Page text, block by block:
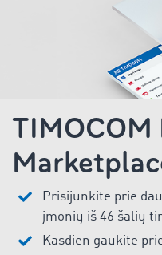
TIMOCOM
Prisijunkite prie
įmonių iš 46 šalių
Kasdien gaukite